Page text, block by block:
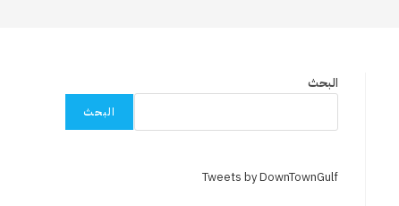
البحث
البحث
Tweets by DownTownGulf